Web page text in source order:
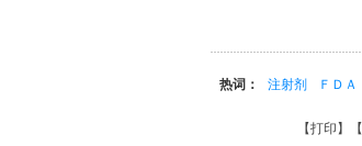
热词： 注射剂 ＦＤＡ
【打印 】【